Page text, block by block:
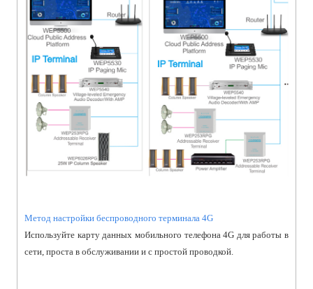
Метод настройки беспроводного терминала 4G
Используйте карту данных мобильного телефона 4G для работы в
сети, проста в обслуживании и с простой проводкой.